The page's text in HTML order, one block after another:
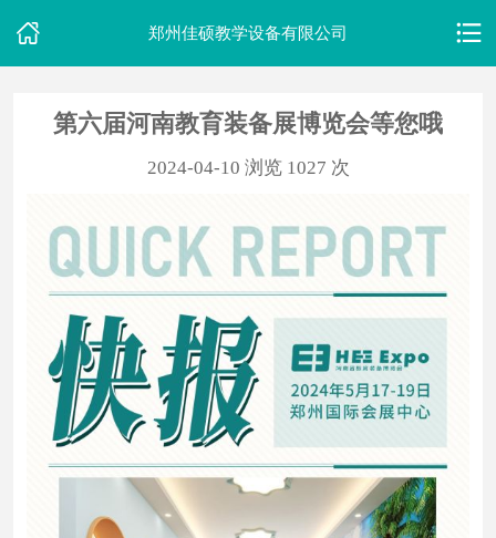
郑州佳硕教学设备有限公司
首
关
于
我
们
产
品
中
第六届河南教育装备展博览会等您哦
2024-04-10 浏览 1027 次